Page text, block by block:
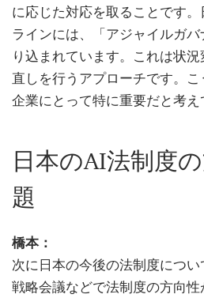
に応じた対応を取ることです
ラインには、「アジャイルガ
り込まれています。これは状
直しを行うアプローチです。
企業にとって特に重要だと考え
日本のAI法制度
題
橋本：
次に日本の今後の法制度につ
戦略会議などで法制度の方向